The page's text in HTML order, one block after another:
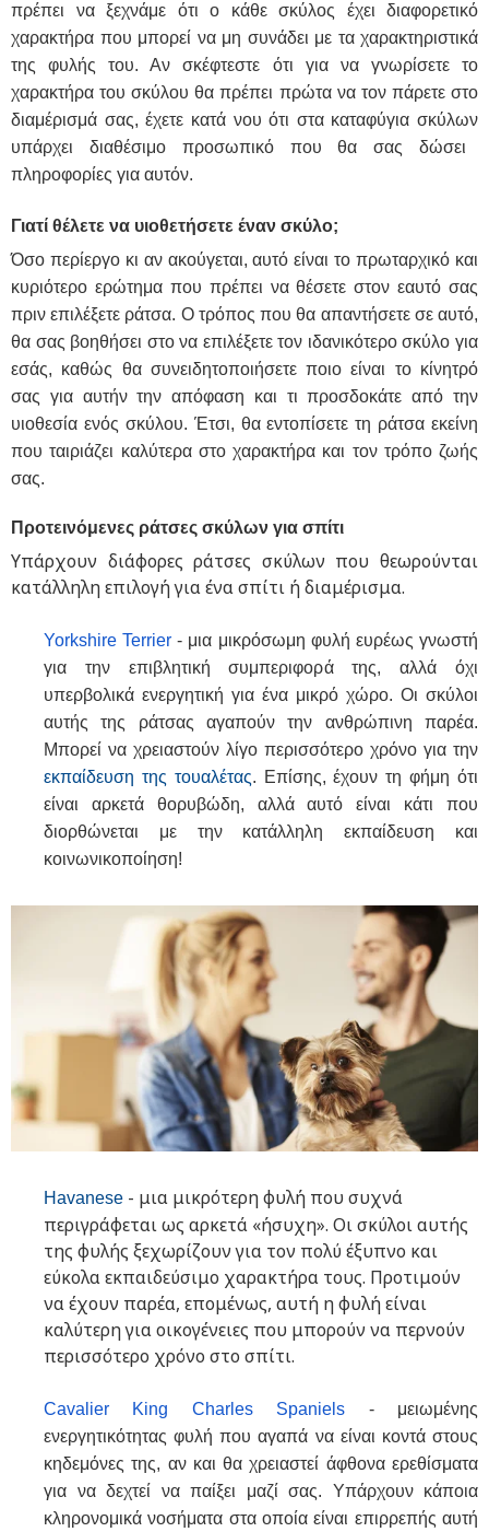
πρέπει να ξεχνάμε ότι ο κάθε σκύλος έχει διαφορετικό
χαρακτήρα που μπορεί να μη συνάδει με τα χαρακτηριστικά
της φυλής του. Αν σκέφτεστε ότι για να γνωρίσετε το
χαρακτήρα του σκύλου θα πρέπει πρώτα να τον πάρετε στο
διαμέρισμά σας, έχετε κατά νου ότι στα καταφύγια σκύλων
υπάρχει διαθέσιμο προσωπικό που θα σας δώσει
πληροφορίες για αυτόν.
Γιατί θέλετε να υιοθετήσετε έναν σκύλο;
Όσο περίεργο κι αν ακούγεται, αυτό είναι το πρωταρχικό και
κυριότερο ερώτημα που πρέπει να θέσετε στον εαυτό σας
πριν επιλέξετε ράτσα. Ο τρόπος που θα απαντήσετε σε αυτό,
θα σας βοηθήσει στο να επιλέξετε τον ιδανικότερο σκύλο για
εσάς, καθώς θα συνειδητοποιήσετε ποιο είναι το κίνητρό
σας για αυτήν την απόφαση και τι προσδοκάτε από την
υιοθεσία ενός σκύλου. Έτσι, θα εντοπίσετε τη ράτσα εκείνη
που ταιριάζει καλύτερα στο χαρακτήρα και τον τρόπο ζωής
σας.
Προτεινόμενες ράτσες σκύλων για σπίτι
Υπάρχουν διάφορες ράτσες σκύλων που θεωρούνται
κατάλληλη επιλογή για ένα σπίτι ή διαμέρισμα.
Yorkshire Terrier - μια μικρόσωμη φυλή ευρέως γνωστή
για την επιβλητική συμπεριφορά της, αλλά όχι
υπερβολικά ενεργητική για ένα μικρό χώρο. Οι σκύλοι
αυτής της ράτσας αγαπούν την ανθρώπινη παρέα.
Μπορεί να χρειαστούν λίγο περισσότερο χρόνο για την
εκπαίδευση της τουαλέτας. Επίσης, έχουν τη φήμη ότι
είναι αρκετά θορυβώδη, αλλά αυτό είναι κάτι που
διορθώνεται με την κατάλληλη εκπαίδευση και
κοινωνικοποίηση!
Havanese - μια μικρότερη φυλή που συχνά
περιγράφεται ως αρκετά «ήσυχη». Οι σκύλοι αυτής
της φυλής ξεχωρίζουν για τον πολύ έξυπνο και
εύκολα εκπαιδεύσιμο χαρακτήρα τους. Προτιμούν
να έχουν παρέα, επομένως, αυτή η φυλή είναι
καλύτερη για οικογένειες που μπορούν να περνούν
περισσότερο χρόνο στο σπίτι.
Cavalier King Charles Spaniels - μειωμένης
ενεργητικότητας φυλή που αγαπά να είναι κοντά στους
κηδεμόνες της, αν και θα χρειαστεί άφθονα ερεθίσματα
για να δεχτεί να παίξει μαζί σας. Υπάρχουν κάποια
κληρονομικά νοσήματα στα οποία είναι επιρρεπής αυτή